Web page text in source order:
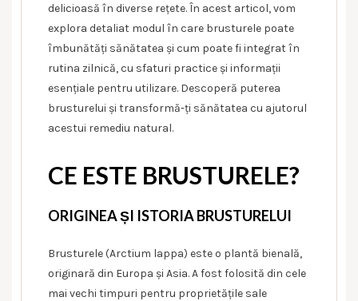
delicioasă în diverse rețete. În acest articol, vom
explora detaliat modul în care brusturele poate
îmbunătăți sănătatea și cum poate fi integrat în
rutina zilnică, cu sfaturi practice și informații
esențiale pentru utilizare. Descoperă puterea
brusturelui și transformă-ți sănătatea cu ajutorul
acestui remediu natural.
CE ESTE BRUSTURELE?
ORIGINEA ȘI ISTORIA BRUSTURELUI
Brusturele (Arctium lappa) este o plantă bienală,
originară din Europa și Asia. A fost folosită din cele
mai vechi timpuri pentru proprietățile sale